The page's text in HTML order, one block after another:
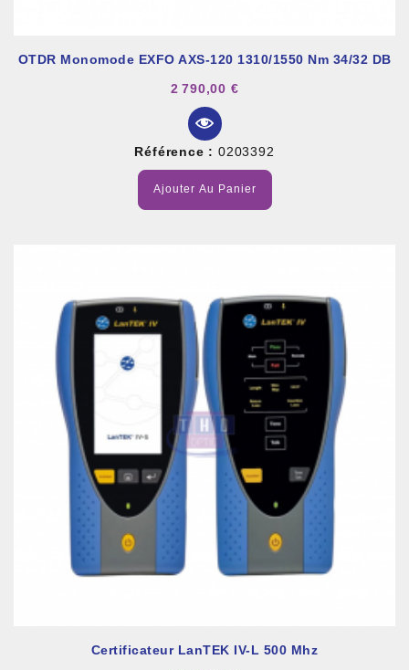
OTDR Monomode EXFO AXS-120 1310/1550 Nm 34/32 DB
2 790,00 €
Référence : 0203392
Ajouter Au Panier
Certificateur LanTEK IV-L 500 Mhz